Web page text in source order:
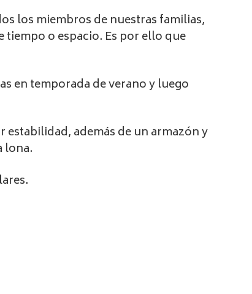
los miembros de nuestras familias,
o espacio. Es por ello que
en temporada de verano y luego
además de un armazón y
lona.